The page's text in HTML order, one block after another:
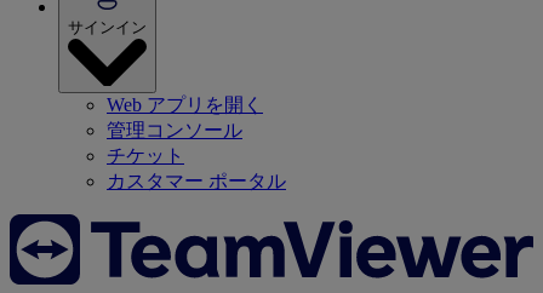
サインイン
Web アプリを開く
管理コンソール
チケット
カスタマー ポータル